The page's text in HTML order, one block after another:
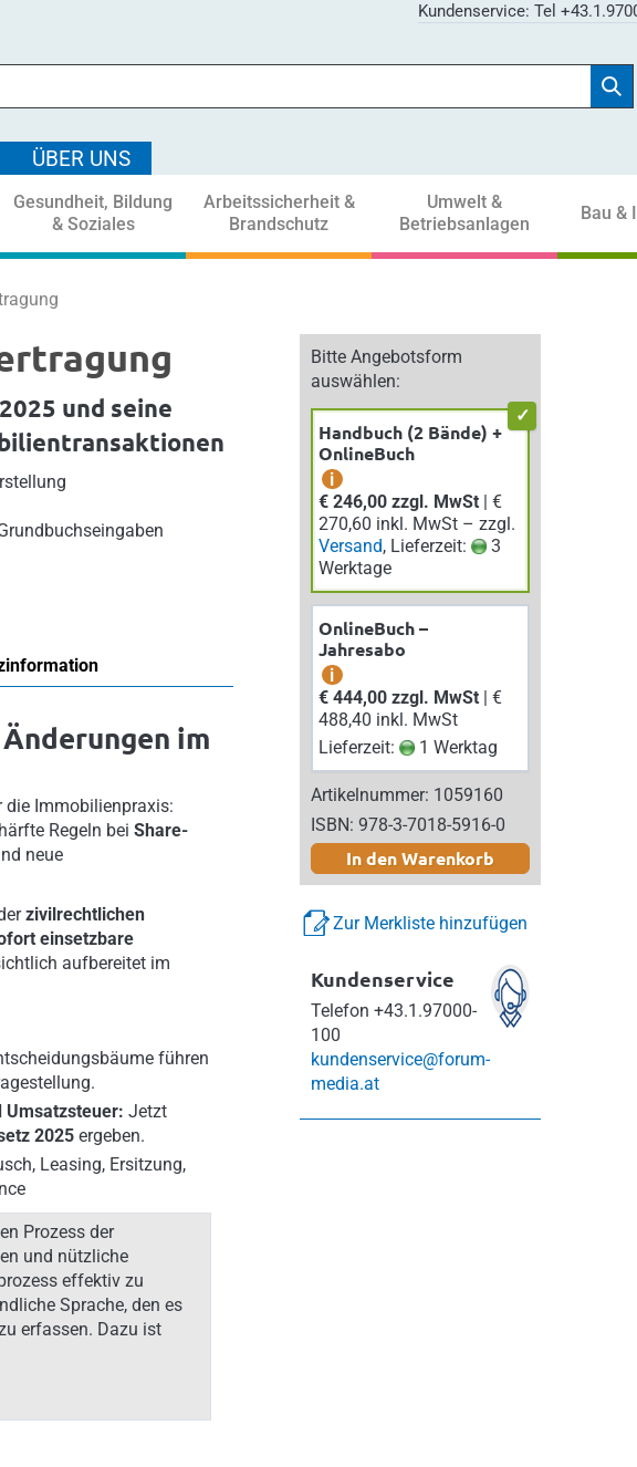
Kundenservice: Tel
ÜBER UNS
Gesundheit, Bildung
& Soziales
Arbeitssicherheit &
Brandschutz
Umwelt &
Betriebsanlagen
Bau &
und seine
Bitte Angebotsform
auswählen:
Handbuch (2 Bände) +
OnlineBuch
i
€ 246,00 zzgl. MwSt | €
270,60 inkl. MwSt – zzgl.
Versand, Lieferzeit:
3
Werktage
OnlineBuch –
Jahresabo
i
€ 444,00 zzgl. MwSt | €
488,40 inkl. MwSt
Lieferzeit:
1 Werktag
Artikelnummer: 1059160
ISBN: 978-3-7018-5916-0
In den Warenkorb
Zur Merkliste hinzufügen
Kundenservice
Telefon +43.1.97000-
100
kundenservice@forum-
media.at
im
die Immobilienpraxis:
Regeln bei Share-
neue
zivilrechtlichen
einsetzbare
aufbereitet im
führen
Umsatzsteuer: Jetzt
2025 ergeben.
Leasing, Ersitzung,
Prozess der
und nützliche
effektiv zu
Sprache, den es
erfassen. Dazu ist